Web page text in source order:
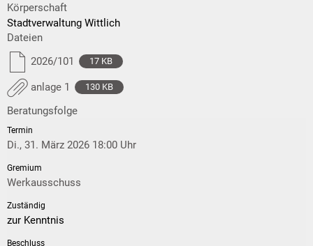
Körperschaft
Stadtverwaltung Wittlich
Dateien
2026/101
17 KB
anlage 1 130 KB
Beratungsfolge
Di., 31. März 2026 18:00 Uhr
Werkausschuss
zur Kenntnis